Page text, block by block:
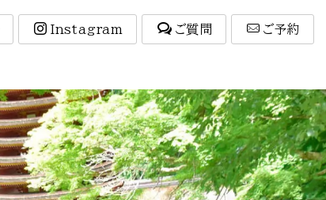
Instagram ご質問 ご予約